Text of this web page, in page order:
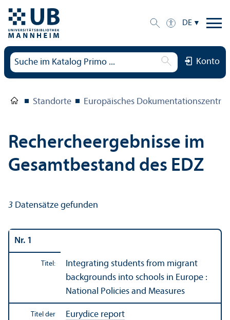
DE
Konto
Standorte Europäisches
Rechercheergebnisse im
Gesamtbestand des EDZ
3 Datensätze gefunden
Nr. 1
Titel:
Integrating students from migrant
backgrounds into schools in Europe :
National Policies and Measures
Titel der
Eurydice report